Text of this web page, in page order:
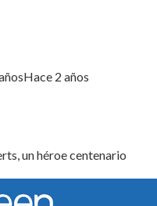
Hace 2 años
un héroe centenario